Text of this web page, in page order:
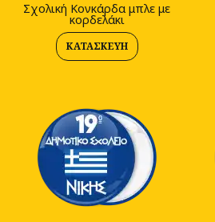
Σχολική Κονκάρδα μπλε με
κορδελάκι
ΚΑΤΑΣΚΕΥΉ